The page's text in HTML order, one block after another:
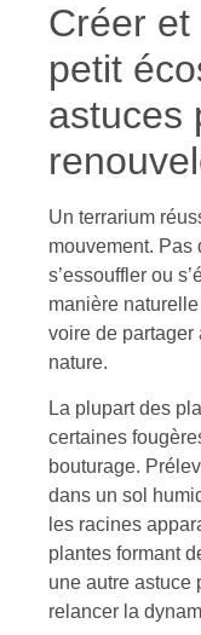
Créer
petit
astuces
Un terrarium
mouvement. Pas
s’essouffler ou
manière
voire de partager
nature.
La plupart des
certaines
bouturage.
dans un sol
les racines
plantes formant
une autre astuce
relancer la